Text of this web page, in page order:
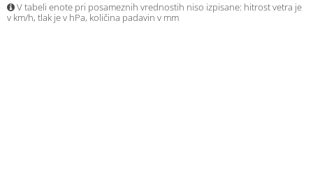
V tabeli enote pri posameznih vrednostih niso izpisane: hitrost vetra je
v km/h, tlak je v hPa, količina padavin v mm